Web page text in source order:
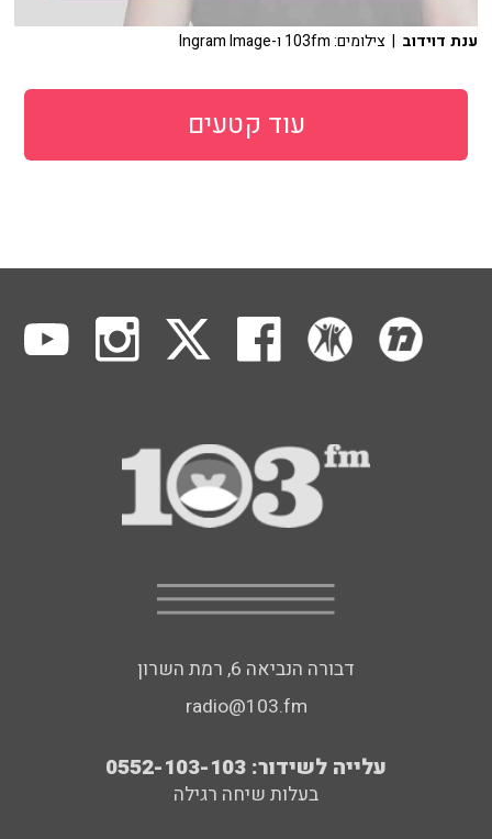
ענת דוידוב | צילומים: 103fm ו-Ingram Image
עוד קטעים
דבורה הנביאה 6, רמת השרון
radio@103.fm
עלייה לשידור: 0552-103-103
בעלות שיחה רגילה